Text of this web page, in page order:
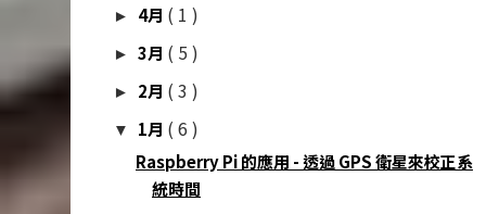
► 4月 ( 1 )
►3月 ( 5 )
► 2月 ( 3 )
▼ 1月 ( 6 )
Raspberry Pi 的應用 - 透過 GPS 衛星來校正系
統時間